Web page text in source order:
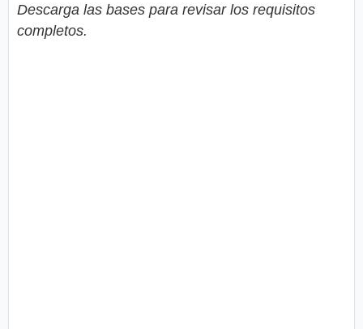
Descarga las bases para revisar los requisitos
completos.